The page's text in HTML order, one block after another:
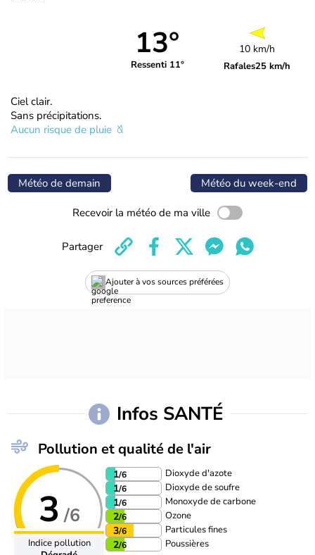
13°
Ressenti 11°
10 km/h
Rafales25 km/h
Ciel clair.
Sans précipitations.
Aucun risque de pluie
Météo de demain Météo du week-end
Recevoir la météo de ma ville
Ajouter à vos sources préférées
Partager
Infos SANTÉ
Pollution et qualité de l'air
3 /6
Indice pollution
1/6 Dioxyde d'azote
1/6 Dioxyde de soufre
1/6 Monoxyde de carbone
2/6 Ozone
3/6 Particules fines
2/6 Poussières